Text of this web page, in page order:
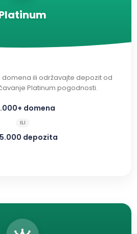
domena ili održavajte depozit od
Platinum pogodnosti.
domena
ILI
depozita